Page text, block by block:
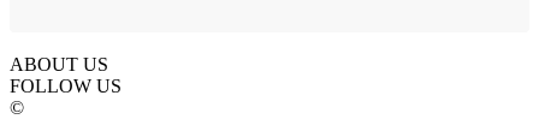
ABOUT US
FOLLOW US
©